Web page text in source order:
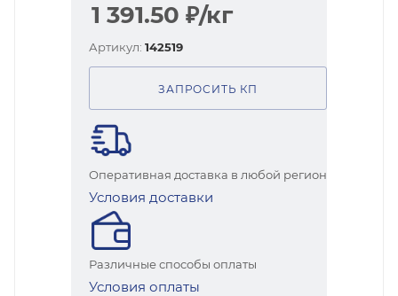
1 391.50 ₽/кг
Артикул: 142519
ЗАПРОСИТЬ КП
Оперативная доставка в любой регион
Условия доставки
Различные способы оплаты
Условия оплаты